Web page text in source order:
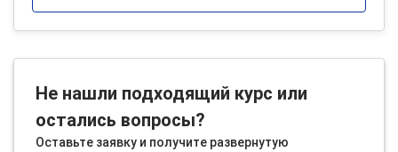
Не нашли подходящий курс или
остались вопросы?
Оставьте заявку и получите развернутую